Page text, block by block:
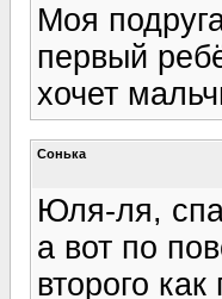
Моя
первый
хочет
Сонька
Юля-ля,
а вот по
второго